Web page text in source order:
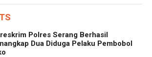
Polres Serang Berhasil
Dua Diduga Pelaku Pembobol